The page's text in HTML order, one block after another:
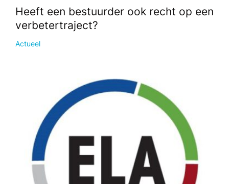
Heeft een bestuurder ook recht op een
verbetertraject?
Actueel